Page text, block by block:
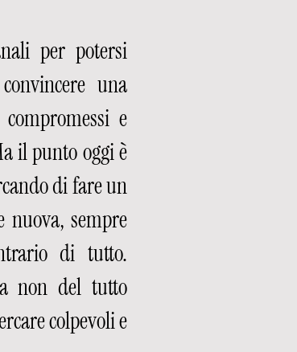
per potersi
una
e
il punto oggi è
di fare un
nuova, sempre
di tutto.
non del tutto
colpevoli e